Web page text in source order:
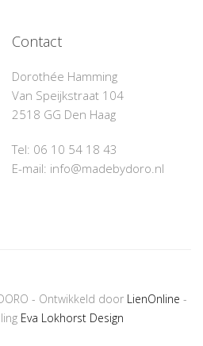
Contact
Dorothée Hamming
Van Speijkstraat 104
2518 GG Den Haag
Tel: 06 10 54 18 43‬
E-mail: info@madebydoro.nl
- Ontwikkeld door LienOnline -
Eva Lokhorst Design